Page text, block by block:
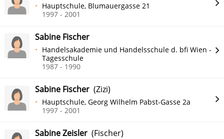
Hauptschule, Blumauergasse 21
1997 - 2001
Sabine Fischer
Handelsakademie und Handelsschule d. bfi Wien -
Tagesschule
1987 - 1990
Sabine Fischer (Zizi)
Hauptschule, Georg Wilhelm Pabst-Gasse 2a
1997 - 2001
Sabine Zeisler (Fischer)